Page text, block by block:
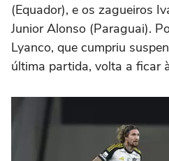
(Equador), e os zagueiros
Junior Alonso (Paraguai).
Lyanco, que cumpriu
última partida, volta a ficar